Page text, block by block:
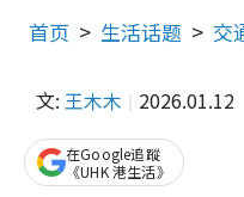
首页 生活话题 交
文: 王木木 2026.01.12
在Google追蹤
《UHK 港生活》